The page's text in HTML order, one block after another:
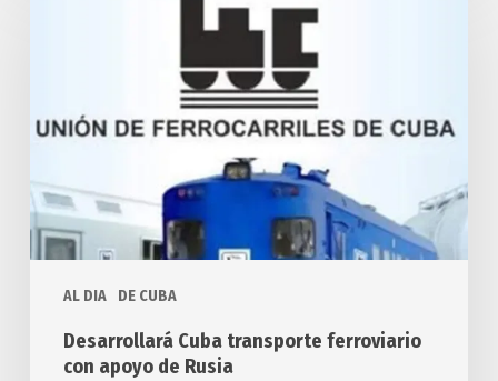
AL DIA DE CUBA
apoyo
Desarrollará Cuba transporte ferroviario
con apoyo de Rusia